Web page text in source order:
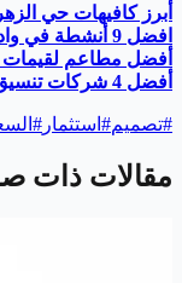
أبرز كافيهات حي
افضل 9 أنشطة في وادي حنيفة بالرياض
أفضل مطاعم
أفضل 4 شركات تنسيق حدائق في الرياض
#تصميم# استثمار #
مقالات ذات